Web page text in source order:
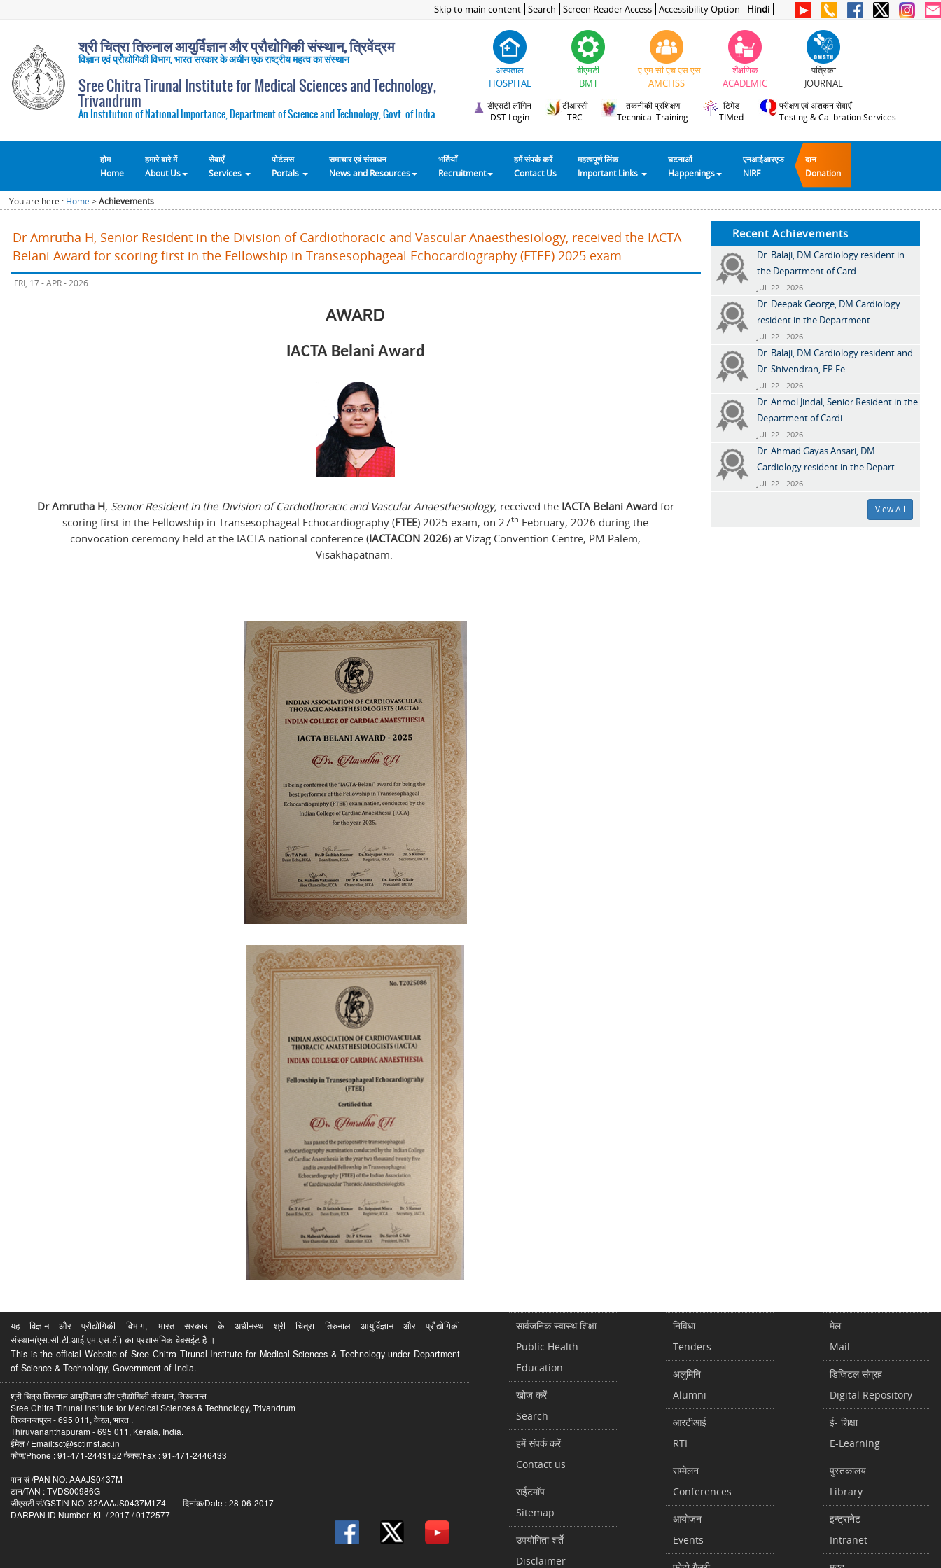
Skip to main content Search Screen Reader Access Accessibility Option Hindi
श्री चित्रा तिरुनाल आयुर्विज्ञान और प्रौद्योगिकी संस्थान, त्रिवेंद्रम
विज्ञान एवं प्रौद्योगिकी विभाग, भारत सरकार के अधीन एक राष्ट्रीय महत्व का संस्थान
Sree Chitra Tirunal Institute for Medical Sciences and Technology,
Trivandrum
An Institution of National Importance, Department of Science and Technology, Govt. of India
अस्पताल
HOSPITAL
बीएमटी
BMT
ए.एम.सी.एच.एस.एस
AMCHSS
शैक्षणिक
ACADEMIC
पत्रिका
JOURNAL
डीएसटी लॉगिन
DST Login
टीआरसी
TRC
तकनीकी प्रशिक्षण
Technical Training
टिमेड
TIMed
परीक्षण एवं अंशकन सेवाएँ
Testing & Calibration Services
होम
Home
हमारे बारे में
About Us
सेवाएँ
Services
पोर्टलस
Portals
समाचार एवं संसाधन
News and Resources
भर्तियाँ
Recruitment
हमें संपर्क करें
Contact Us
महत्वपूर्ण लिंक
Important Links
घटनाओं
Happenings
एनआईआरएफ
NIRF
दान
Donation
You are here : Home >Achievements
Dr Amrutha H, Senior Resident in the Division of Cardiothoracic and Vascular Anaesthesiology, received the IACTA
Belani Award for scoring first in the Fellowship in Transesophageal Echocardiography (FTEE) 2025 exam
FRI, 17 - APR - 2026
AWARD
IACTA Belani Award
Dr Amrutha H, Senior Resident in the Division of Cardiothoracic and Vascular Anaesthesiology, received the IACTA Belani Awardfor
scoring first in the Fellowship in Transesophageal Echocardiography (FTEE) 2025 exam, on 27th February, 2026 during the
convocation ceremony held at the IACTA national conference (IACTACON 2026) at Vizag Convention Centre, PM Palem,
Visakhapatnam.
Recent Achievements
Dr. Balaji, DM Cardiology resident in
the Department of Card...
JUL 22 - 2026
Dr. Deepak George, DM Cardiology
resident in the Department ...
JUL 22 - 2026
Dr. Balaji, DM Cardiology resident and
Dr. Shivendran, EP Fe...
JUL 22 - 2026
Dr. Anmol Jindal, Senior Resident in the
Department of Cardi...
JUL 22 - 2026
Dr. Ahmad Gayas Ansari, DM
Cardiology resident in the Depart...
JUL 22 - 2026
View All
यह विज्ञान और प्रौद्योगिकी विभाग, भारत सरकार के अधीनस्थ श्री चित्रा तिरुनाल आयुर्विज्ञान और प्रौद्योगिकी
संस्थान(एस.सी.टी.आई.एम.एस.टी) का प्रशासनिक वेबसईट है ।
This is the official Website of Sree Chitra Tirunal Institute for Medical Sciences & Technology under Department
of Science & Technology, Government of India.
श्री चित्रा तिरुनाल आयुर्विज्ञान और प्रौद्योगिकी संस्थान, तिरुवनन्त
Sree Chitra Tirunal Institute for Medical Sciences & Technology, Trivandrum
तिरुवनन्तपुरम - 695 011, केरल, भारत .
Thiruvananthapuram - 695 011, Kerala, India.
ईमेल / Email:sct@sctimst.ac.in
फोण/Phone : 91-471-2443152 फैक्स/Fax : 91-471-2446433
पान सं /PAN NO: AAAJS0437M
टान/TAN : TVDS00986G
जीएसटी सं/GSTIN NO: 32AAAJS0437M1Z4 दिनांक/Date : 28-06-2017
DARPAN ID Number: KL / 2017 / 0172577
सार्वजनिक स्वास्थ शिक्षा
Public Health
Education
खोज करें
Search
हमें संपर्क करें
Contact us
सईटमॉप
Sitemap
उपयोगिता शर्तें
Disclaimer
निविधा
Tenders
अलुमिनि
Alumni
आरटीआई
RTI
सम्मेलन
Conferences
आयोजन
Events
मेल
Mail
डिजिटल संग्रह
Digital Repository
ई- शिक्षा
E-Learning
पुस्तकालय
Library
इन्ट्रानेट
Intranet